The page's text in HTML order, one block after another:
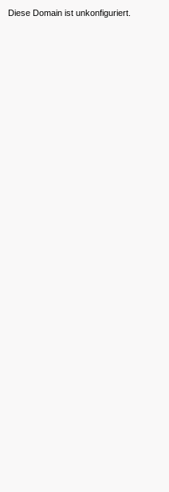
Diese Domain ist unkonfiguriert.